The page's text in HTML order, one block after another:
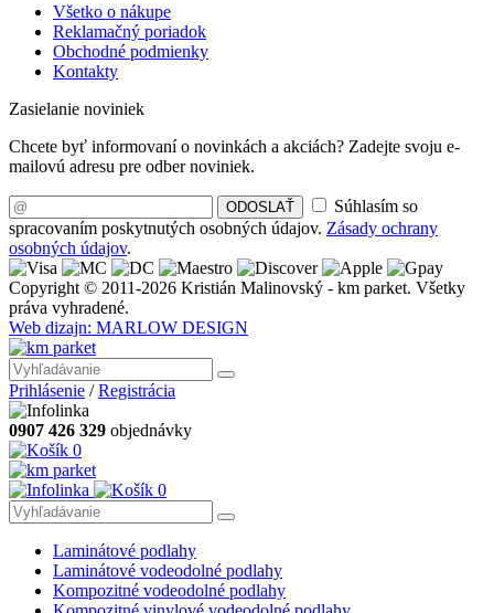
Všetko o nákupe
Reklamačný poriadok
Obchodné podmienky
Kontakty
Zasielanie noviniek
Chcete byť informovaní o novinkách a akciách? Zadejte svoju e-
mailovú adresu pre odber noviniek.
ODOSLAŤ
Súhlasím so
spracovaním poskytnutých osobných údajov. Zásady ochrany
osobných údajov.
Copyright © 2011-2026 Kristián Malinovský - km parket. Všetky
práva vyhradené.
Web dizajn: MARLOW DESIGN
Prihlásenie /Registrácia
0907 426 329 objednávky
0
0
Laminátové podlahy
Laminátové vodeodolné podlahy
Kompozitné vodeodolné podlahy